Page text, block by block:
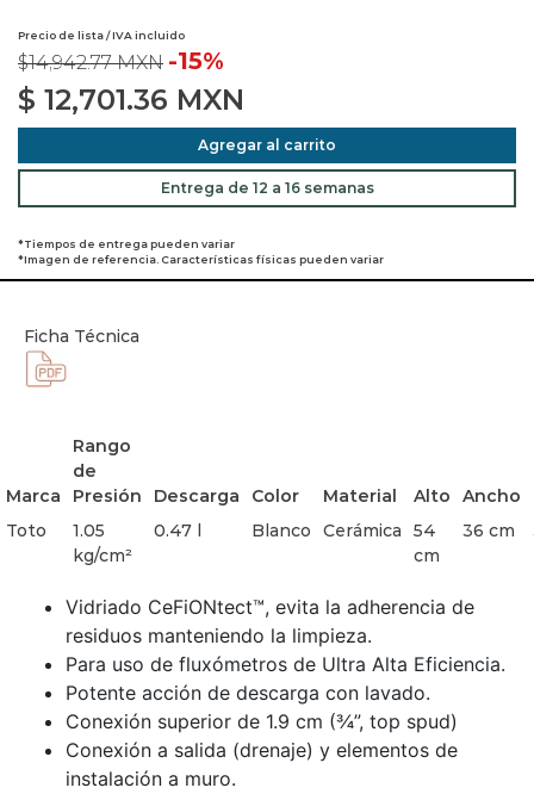
Precio de lista / IVA incluido
$14,942.77 MXN -15%
$ 12,701.36 MXN
Agregar al carrito
Entrega de 12 a 16 semanas
*Tiempos de entrega pueden variar
*Imagen de referencia. Características físicas pueden variar
Ficha Técnica
Marca
Rango
de
Presión
Descarga Color Material Alto Ancho
Toto
1.05
kg/cm²
0.47 l Blanco Cerámica
54
cm
36 cm
Vidriado CeFiONtect™, evita la adherencia de
residuos manteniendo la limpieza.
Para uso de fluxómetros de Ultra Alta Eficiencia.
Potente acción de descarga con lavado.
Conexión superior de 1.9 cm (¾”, top spud)
Conexión a salida (drenaje) y elementos de
instalación a muro.